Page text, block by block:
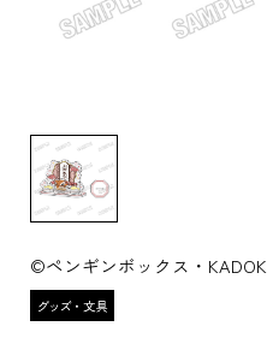
©ペンギンボックス・